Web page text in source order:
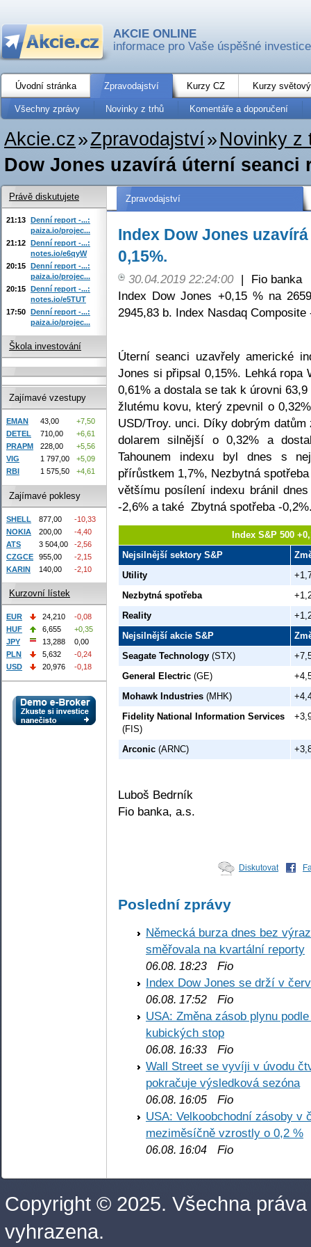
AKCIE ONLINE
informace pro Vaše úspěšné investice
Úvodní stránka Zpravodajství Kurzy CZ Kurzy
Všechny zprávy Novinky z trhů Komentáře a doporučení
Akcie.cz»Zpravodajství» Novinky z
Dow Jones uzavírá úterní seanci
Zpravodajství
Index Dow Jones
0,15%.
30.04.2019 22:24:00 |
Fio banka
Index Dow Jones +0,15 % na
2945,83 b. Index Nasdaq
Úterní seanci uzavřely americké
Jones si připsal 0,15%. Lehká
0,61% a dostala se tak k úrovni
žlutému kovu, který zpevnil o
USD/Troy. unci. Díky dobrým
dolarem silnější o 0,32% a
Tahounem indexu byl dnes s
přírůstkem 1,7%, Nezbytná
většímu posílení indexu bránil
-2,6% a také Zbytná spotřeba -
Index S&P 500
Nejsilnější sektory S&P
Utility
Nezbytná spotřeba
Reality
Nejsilnější akcie S&P
Seagate Technology (STX)
General Electric (GE)
Mohawk Industries (MHK)
Fidelity National Information Services
(FIS)
Arconic (ARNC)
Luboš Bedrník
Fio banka, a.s.
Diskutovat
Poslední zprávy
Německá burza dnes bez
směřovala na kvartální reporty
06.08. 18:23 Fio
Index Dow Jones se drží v
06.08. 17:52 Fio
USA: Změna zásob plynu
kubických stop
06.08. 16:33 Fio
Wall Street se vyvíji v úvodu
pokračuje výsledková sezóna
06.08. 16:05 Fio
USA: Velkoobchodní zásoby v
meziměsíčně vzrostly o 0,2 %
06.08. 16:04 Fio
Právě diskutujete
21:13 Denní report -...:
paiza.io/projec...
21:12 Denní report -...:
notes.io/e6qyW
20:15 Denní report -...:
paiza.io/projec...
20:15 Denní report -...:
notes.io/e5TUT
17:50 Denní report -...:
paiza.io/projec...
Škola investování
Zajímavé vzestupy
EMAN 43,00
+7,50
DETEL
710,00
+6,61
PRAPM
228,00
+5,56
VIG
1 797,00
+5,09
RBI
1 575,50 +4,61
Zajímavé poklesy
SHELL 877,00
-10,33
NOKIA
200,00
-4,40
ATS
3 504,00
-2,56
CZGCE
955,00
-2,15
KARIN
140,00 -2,10
Kurzovní lístek
EUR 24,210
-0,08
HUF
6,655
+0,35
JPY
13,288
0,00
PLN
5,632
-0,24
USD
20,976 -0,18
Copyright © 2025. Všechna práva
vyhrazena.